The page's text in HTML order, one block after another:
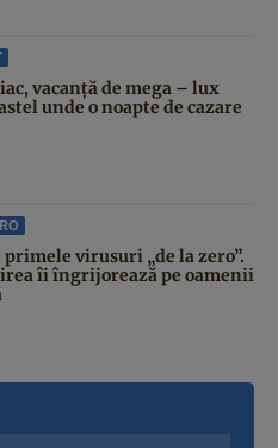
vacanță de mega – lux
unde o noapte de cazare
primele virusuri „de la zero”.
îi îngrijorează pe oamenii